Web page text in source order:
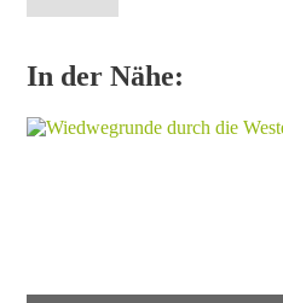
In der Nähe: